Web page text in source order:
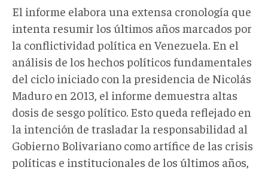
El informe elabora una extensa cronología que
intenta resumir los últimos años marcados por
la conflictividad política en Venezuela. En el
análisis de los hechos políticos fundamentales
del ciclo iniciado con la presidencia de Nicolás
Maduro en 2013, el informe demuestra altas
dosis de sesgo político. Esto queda reflejado en
la intención de trasladar la responsabilidad al
Gobierno Bolivariano como artífice de las crisis
políticas e institucionales de los últimos años,